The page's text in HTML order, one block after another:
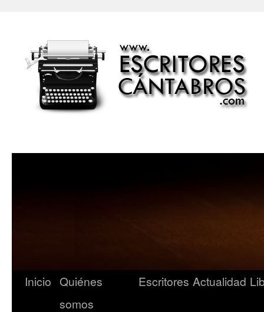
Inicio Quiénes
somos
Escritores Actualidad